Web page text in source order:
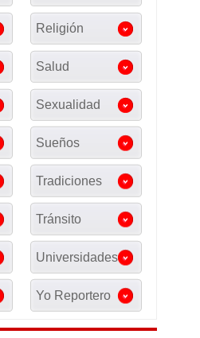
Religión
Salud
Sexualidad
Sueños
Tradiciones
Tránsito
Universidades
Yo Reportero